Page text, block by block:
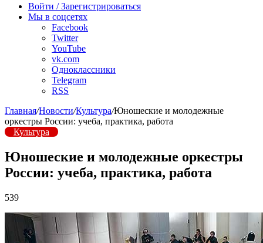
радио
Войти / Зарегистрироваться
Мы в соцсетях
Facebook
Twitter
YouTube
vk.com
Одноклассники
Telegram
RSS
Главная/Новости/Культура/Юношеские и молодежные
оркестры России: учеба, практика, работа
Культура
Юношеские и молодежные оркестры
России: учеба, практика, работа
539